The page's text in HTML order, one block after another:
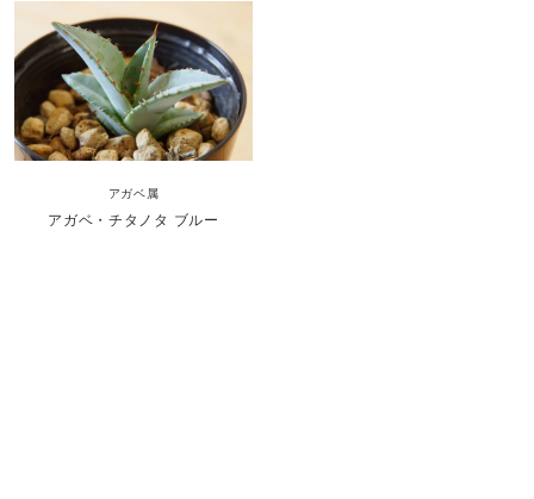
アガベ属
アガベ・チタノタ ブルー